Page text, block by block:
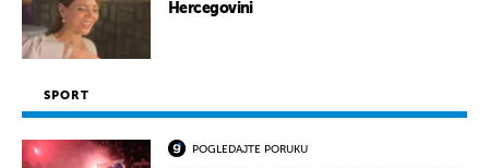
Hercegovini
SPORT
POGLEDAJTE PORUKU